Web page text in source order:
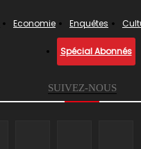
Economie Enquêtes
Spécial Abonnés
SUIVEZ-NOUS